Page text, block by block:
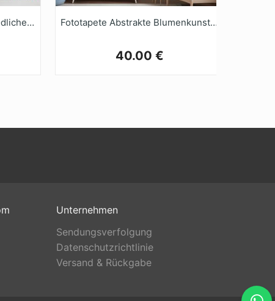
Fototapete Schönes Und Niedliches Nahtloses Weihnachtsmuster Fototapete Abstrakte Blumenkunst Botanische Aquarellblumen Handgezeichnet
40.00 €
Unternehmen
Sendungsverfolgung
Datenschutzrichtlinie
Versand & Rückgabe